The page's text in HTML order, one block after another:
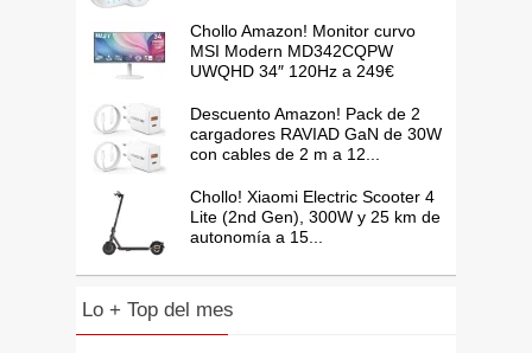
Chollo Amazon! Monitor curvo
MSI Modern MD342CQPW
UWQHD 34″ 120Hz a 249€
Descuento Amazon! Pack de 2
cargadores RAVIAD GaN de 30W
con cables de 2 m a 12...
Chollo! Xiaomi Electric Scooter 4
Lite (2nd Gen), 300W y 25 km de
autonomía a 15...
Lo + Top del mes